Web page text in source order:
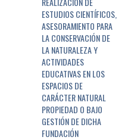
ESTUDIOS CIENTÍFICOS,
ASESORAMIENTO PARA
LA CONSERVACIÓN DE
LA NATURALEZA Y
ACTIVIDADES
EDUCATIVAS EN LOS
ESPACIOS DE
CARÁCTER NATURAL
PROPIEDAD O BAJO
GESTIÓN DE DICHA
FUNDACIÓN